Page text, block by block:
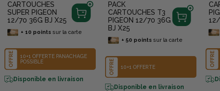
CARTOUCHES
SUPER PIGEON
12/70 36G BJ X25
+ 10pointssur la carte
OFFRE
10+1 OFFERTE PANACHAGE
POSSIBLE
Disponible en livraison
PACK
CARTOUCHES T3
PIGEON 12/70 36G
BJ X25
+ 50pointssur la carte
OFFRE 10+1 OFFERTE
Disponible en livraison
OFFRE